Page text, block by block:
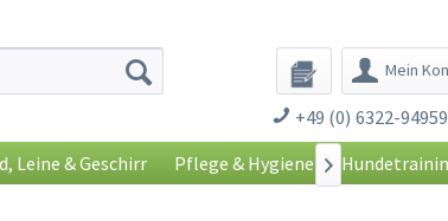
Mein
+49 (0) 6322-
Leine & Geschirr Pflege & Hygiene 